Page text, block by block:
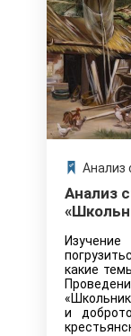
Анализ
Анализ
какие
и